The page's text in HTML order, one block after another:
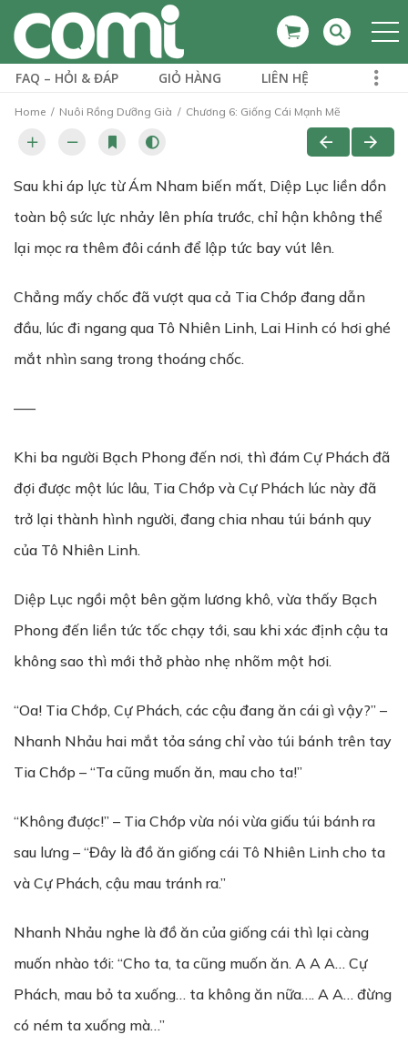
FAQ – HỎI & ĐÁP GIỎ HÀNG LIÊN HỆ
Home Nuôi Rồng Dưỡng Già Chương 6: Giống Cái Mạnh Mẽ
Sau khi áp lực từ Ám Nham biến mất, Diệp Lục liền dồn
toàn bộ sức lực nhảy lên phía trước, chỉ hận không thể
lại mọc ra thêm đôi cánh để lập tức bay vút lên.
Chẳng mấy chốc đã vượt qua cả Tia Chớp đang dẫn
đầu, lúc đi ngang qua Tô Nhiên Linh, Lai Hinh có hơi ghé
mắt nhìn sang trong thoáng chốc.
—–
Khi ba người Bạch Phong đến nơi, thì đám Cự Phách đã
đợi được một lúc lâu, Tia Chớp và Cự Phách lúc này đã
trở lại thành hình người, đang chia nhau túi bánh quy
của Tô Nhiên Linh.
Diệp Lục ngồi một bên gặm lương khô, vừa thấy Bạch
Phong đến liền tức tốc chạy tới, sau khi xác định cậu ta
không sao thì mới thở phào nhẹ nhõm một hơi.
“Oa! Tia Chớp, Cự Phách, các cậu đang ăn cái gì vậy?” –
Nhanh Nhảu hai mắt tỏa sáng chỉ vào túi bánh trên tay
Tia Chớp – “Ta cũng muốn ăn, mau cho ta!”
“Không được!” – Tia Chớp vừa nói vừa giấu túi bánh ra
sau lưng – “Đây là đồ ăn giống cái Tô Nhiên Linh cho ta
và Cự Phách, cậu mau tránh ra.”
Nhanh Nhảu nghe là đồ ăn của giống cái thì lại càng
muốn nhào tới: “Cho ta, ta cũng muốn ăn. A A A… Cự
Phách, mau bỏ ta xuống… ta không ăn nữa…. A A… đừng
có ném ta xuống mà…”